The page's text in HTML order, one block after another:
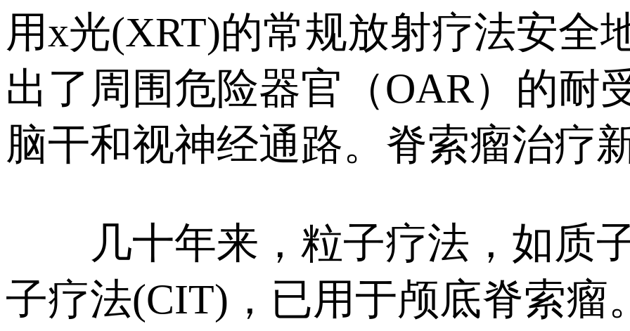
用x光(XRT)的常规放射疗法安全
出了周围危险器官（OAR）的耐
脑干和视神经通路。脊索瘤治疗
几十年来，粒子疗法，如质
子疗法(CIT)，已用于颅底脊索瘤